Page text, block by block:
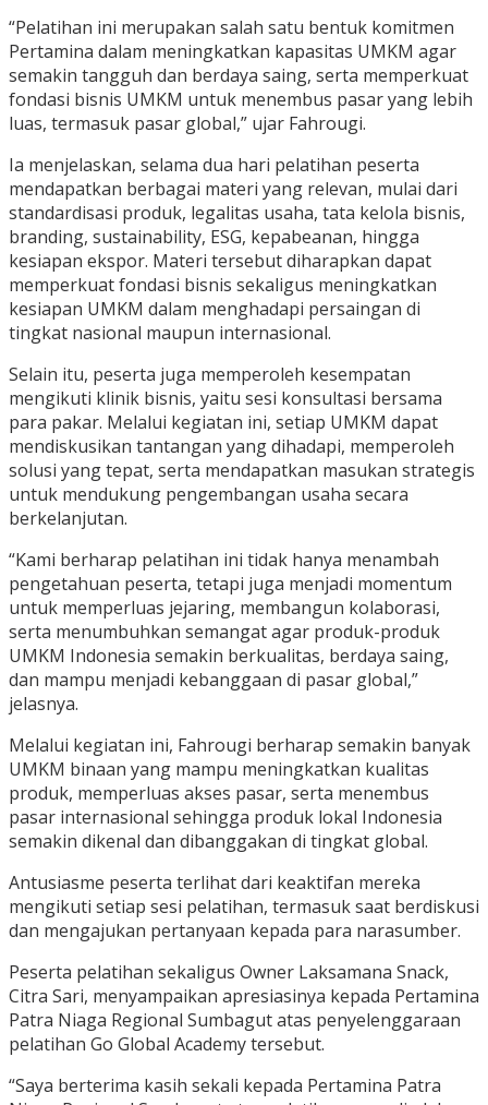
“Pelatihan ini merupakan salah satu bentuk komitmen
Pertamina dalam meningkatkan kapasitas UMKM agar
semakin tangguh dan berdaya saing, serta memperkuat
fondasi bisnis UMKM untuk menembus pasar yang lebih
luas, termasuk pasar global,” ujar Fahrougi.
Ia menjelaskan, selama dua hari pelatihan peserta
mendapatkan berbagai materi yang relevan, mulai dari
standardisasi produk, legalitas usaha, tata kelola bisnis,
branding, sustainability, ESG, kepabeanan, hingga
kesiapan ekspor. Materi tersebut diharapkan dapat
memperkuat fondasi bisnis sekaligus meningkatkan
kesiapan UMKM dalam menghadapi persaingan di
tingkat nasional maupun internasional.
Selain itu, peserta juga memperoleh kesempatan
mengikuti klinik bisnis, yaitu sesi konsultasi bersama
para pakar. Melalui kegiatan ini, setiap UMKM dapat
mendiskusikan tantangan yang dihadapi, memperoleh
solusi yang tepat, serta mendapatkan masukan strategis
untuk mendukung pengembangan usaha secara
berkelanjutan.
“Kami berharap pelatihan ini tidak hanya menambah
pengetahuan peserta, tetapi juga menjadi momentum
untuk memperluas jejaring, membangun kolaborasi,
serta menumbuhkan semangat agar produk-produk
UMKM Indonesia semakin berkualitas, berdaya saing,
dan mampu menjadi kebanggaan di pasar global,”
jelasnya.
Melalui kegiatan ini, Fahrougi berharap semakin banyak
UMKM binaan yang mampu meningkatkan kualitas
produk, memperluas akses pasar, serta menembus
pasar internasional sehingga produk lokal Indonesia
semakin dikenal dan dibanggakan di tingkat global.
Antusiasme peserta terlihat dari keaktifan mereka
mengikuti setiap sesi pelatihan, termasuk saat berdiskusi
dan mengajukan pertanyaan kepada para narasumber.
Peserta pelatihan sekaligus Owner Laksamana Snack,
Citra Sari, menyampaikan apresiasinya kepada Pertamina
Patra Niaga Regional Sumbagut atas penyelenggaraan
pelatihan Go Global Academy tersebut.
“Saya berterima kasih sekali kepada Pertamina Patra